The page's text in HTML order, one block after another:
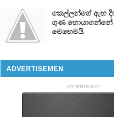
කෙල්ලන්ගේ ඇඟ
ගුණ
මෙහෙමයි
ADVERTISEMEN
- ADVERTISEMENT -